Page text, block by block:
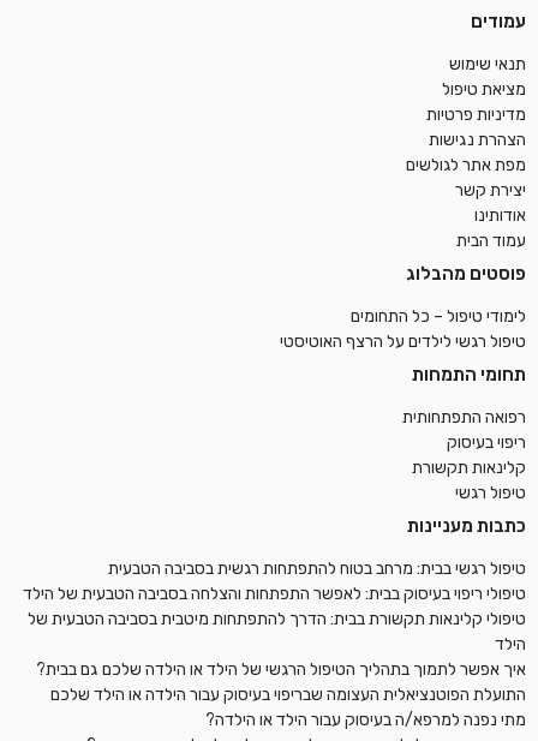
עמודים
תנאי שימוש
מציאת טיפול
מדיניות פרטיות
הצהרת נגישות
מפת אתר לגולשים
יצירת קשר
אודותינו
עמוד הבית
פוסטים מהבלוג
לימודי טיפול – כל התחומים
טיפול רגשי לילדים על הרצף האוטיסטי
תחומי התמחות
רפואה התפתחותית
ריפוי בעיסוק
קלינאות תקשורת
טיפול רגשי
כתבות מעניינות
טיפול רגשי בבית: מרחב בטוח להתפתחות רגשית בסביבה הטבעית
טיפולי ריפוי בעיסוק בבית: לאפשר התפתחות והצלחה בסביבה הטבעית של הילד
טיפולי קלינאות תקשורת בבית: הדרך להתפתחות מיטבית בסביבה הטבעית של
הילד
איך אפשר לתמוך בתהליך הטיפול הרגשי של הילד או הילדה שלכם גם בבית?
התועלת הפוטנציאלית העצומה שבריפוי בעיסוק עבור הילדה או הילד שלכם
מתי נפנה למרפא/ה בעיסוק עבור הילד או הילדה?